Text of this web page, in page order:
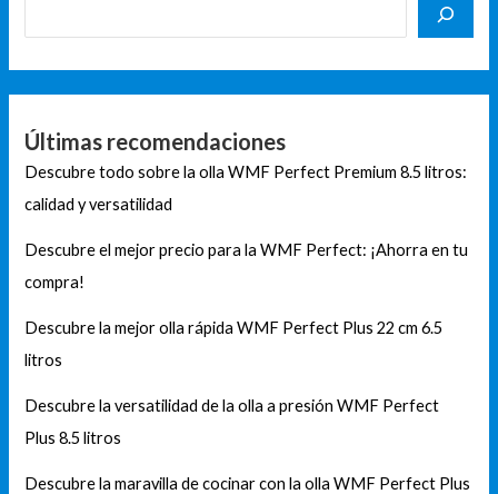
Últimas recomendaciones
Descubre todo sobre la olla WMF Perfect Premium 8.5 litros:
calidad y versatilidad
Descubre el mejor precio para la WMF Perfect: ¡Ahorra en tu
compra!
Descubre la mejor olla rápida WMF Perfect Plus 22 cm 6.5
litros
Descubre la versatilidad de la olla a presión WMF Perfect
Plus 8.5 litros
Descubre la maravilla de cocinar con la olla WMF Perfect Plus